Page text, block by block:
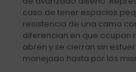
caso de tener espacios
resistencia de una cama
diferencian en que ocupan
abren y se cierran sin
manejado hasta por los